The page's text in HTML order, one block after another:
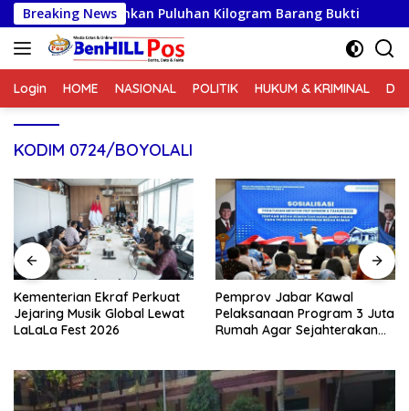
Langsung
ke
konten
Breaking NewsPuluhan Kilogram Barang Bukti
Login HOME NASIONAL POLITIK HUKUM & KRIMINAL
KODIM 0724/BOYOLALI
Kementerian Ekraf Perkuat
Jejaring Musik Global Lewat
LaLaLa Fest 2026
Pemprov Jabar Kawal
Pelaksanaan Program 3 Juta
Rumah Agar Sejahterakan